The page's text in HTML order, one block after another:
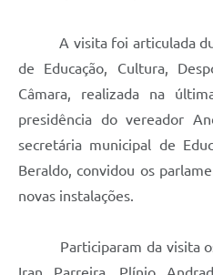
A visita foi articulada
de Educação, Cultura,
Câmara, realizada na
presidência do vereador
secretária municipal de
Beraldo, convidou os
novas instalações.
Participaram da visita os